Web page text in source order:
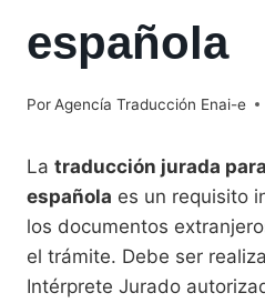
española
PorAgencía Traducción Enai-e
La traducción jurada
española es un requisito
los documentos
el trámite. Debe ser
Intérprete Jurado